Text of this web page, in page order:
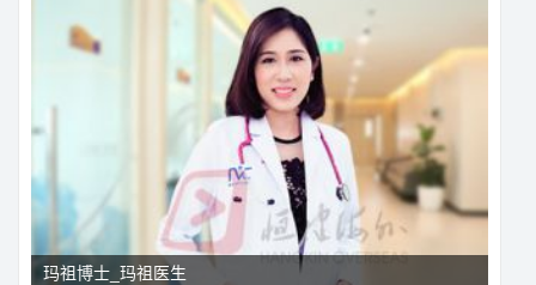
玛祖博士_玛祖医生